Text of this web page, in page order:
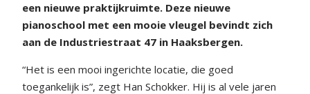
een nieuwe praktijkruimte. Deze nieuwe
pianoschool met een mooie vleugel bevindt zich
aan de Industriestraat 47 in Haaksbergen.
“Het is een mooi ingerichte locatie, die goed
toegankelijk is”, zegt Han Schokker. Hij is al vele jaren